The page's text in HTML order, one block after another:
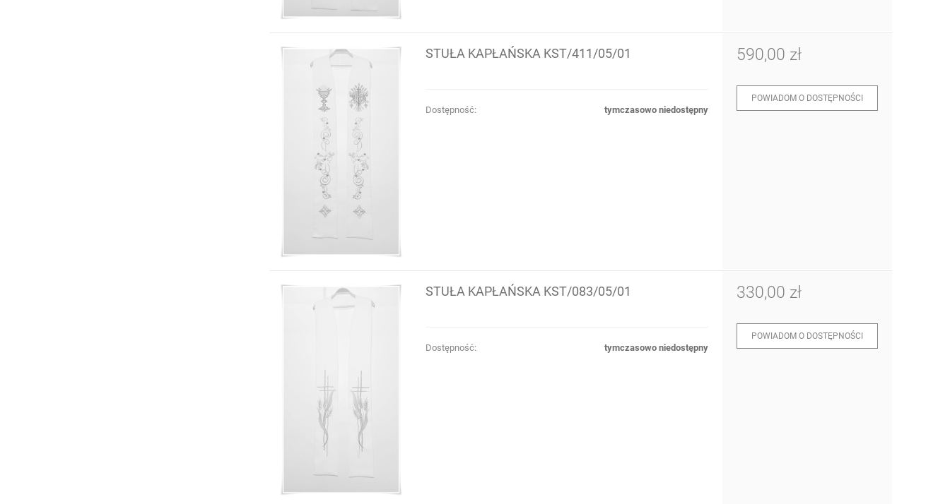
STUŁA KAPŁAŃSKA KST/411/05/01
Dostępność: tymczasowo niedostępny
590,00 zł
POWIADOM O DOSTĘPNOŚCI
STUŁA KAPŁAŃSKA KST/083/05/01
Dostępność: tymczasowo niedostępny
330,00 zł
POWIADOM O DOSTĘPNOŚCI